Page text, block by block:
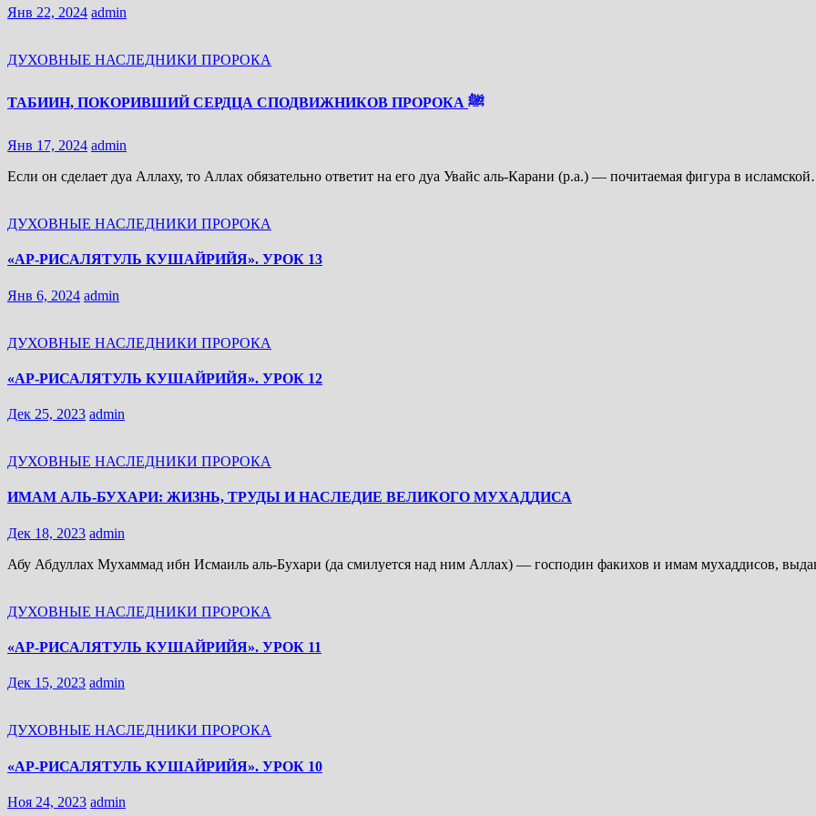
Янв 22, 2024 admin
ДУХОВНЫЕ НАСЛЕДНИКИ ПРОРОКА
ТАБИИН, ПОКОРИВШИЙ СЕРДЦА СПОДВИЖНИКОВ ПРОРОКА ﷺ
Янв 17, 2024 admin
Если он сделает дуа Аллаху, то Аллах обязательно ответит на его дуа Увайс аль-Карани (р.а.) — почитаемая фигура в
ДУХОВНЫЕ НАСЛЕДНИКИ ПРОРОКА
«АР-РИСАЛЯТУЛЬ КУШАЙРИЙЯ». УРОК 13
Янв 6, 2024 admin
ДУХОВНЫЕ НАСЛЕДНИКИ ПРОРОКА
«АР-РИСАЛЯТУЛЬ КУШАЙРИЙЯ». УРОК 12
Дек 25, 2023 admin
ДУХОВНЫЕ НАСЛЕДНИКИ ПРОРОКА
ИМАМ АЛЬ-БУХАРИ: ЖИЗНЬ, ТРУДЫ И НАСЛЕДИЕ ВЕЛИКОГО МУХАДДИСА
Дек 18, 2023 admin
Абу Абдуллах Мухаммад ибн Исмаиль аль-Бухари (да смилуется над ним Аллах) — господин факихов и имам мухаддисов,
ДУХОВНЫЕ НАСЛЕДНИКИ ПРОРОКА
«АР-РИСАЛЯТУЛЬ КУШАЙРИЙЯ». УРОК 11
Дек 15, 2023 admin
ДУХОВНЫЕ НАСЛЕДНИКИ ПРОРОКА
«АР-РИСАЛЯТУЛЬ КУШАЙРИЙЯ». УРОК 10
Ноя 24, 2023 admin